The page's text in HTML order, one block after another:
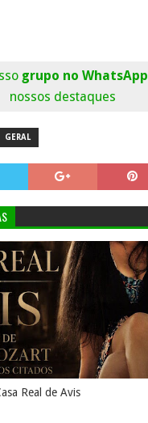
grupo no WhatsApp
nossos destaques
GERAL
Real de Avis